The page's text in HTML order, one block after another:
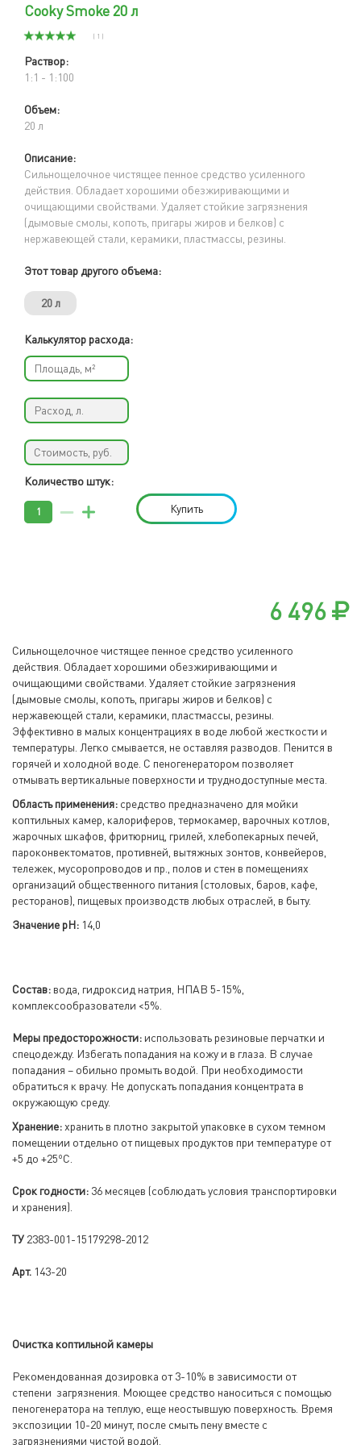
Cooky Smoke 20 л
( 1 )
Раствор:
1:1 - 1:100
Объем:
20 л
Описание:
Сильнощелочное чистящее пенное средство усиленного
действия. Обладает хорошими обезжиривающими и
очищающими свойствами. Удаляет стойкие загрязнения
(дымовые смолы, копоть, пригары жиров и белков) с
нержавеющей стали, керамики, пластмассы, резины.
Этот товар другого объема:
20 л
Калькулятор расхода:
Количество штук:
Купить
6 496
Сильнощелочное чистящее пенное средство усиленного
действия. Обладает хорошими обезжиривающими и
очищающими свойствами. Удаляет стойкие загрязнения
(дымовые смолы, копоть, пригары жиров и белков) с
нержавеющей стали, керамики, пластмассы, резины.
Эффективно в малых концентрациях в воде любой жесткости и
температуры. Легко смывается, не оставляя разводов. Пенится в
горячей и холодной воде. С пеногенератором позволяет
отмывать вертикальные поверхности и труднодоступные места.
Область применения: средство предназначено для мойки
коптильных камер, калориферов, термокамер, варочных котлов,
жарочных шкафов, фритюрниц, грилей, хлебопекарных печей,
пароконвектоматов, противней, вытяжных зонтов, конвейеров,
тележек, мусоропроводов и пр., полов и стен в помещениях
организаций общественного питания (столовых, баров, кафе,
ресторанов), пищевых производств любых отраслей, в быту.
Значение pH: 14,0
Состав: вода, гидроксид натрия, НПАВ 5-15%,
комплексообразователи <5%.
Меры предосторожности: использовать резиновые перчатки и
спецодежду. Избегать попадания на кожу и в глаза. В случае
попадания – обильно промыть водой. При необходимости
обратиться к врачу. Не допускать попадания концентрата в
окружающую среду.
Хранение:хранить в плотно закрытой упаковке в сухом темном
помещении отдельно от пищевых продуктов при температуре от
+5 до +25оС.
Срок годности: 36 месяцев (соблюдать условия транспортировки
и хранения).
ТУ 2383-001-15179298-2012
Арт. 143-20
Очистка коптильной камеры
Рекомендованная дозировка от 3-10% в зависимости от
степени загрязнения. Моющее средство наноситься с помощью
пеногенератора на теплую, еще неостывшую поверхность. Время
экспозиции 10-20 минут, после смыть пену вместе с
загрязнениями чистой водой.